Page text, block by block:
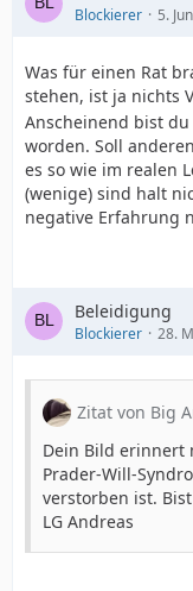
Blockierer 5.
Was für einen Rat
stehen, ist ja nichts
Anscheinend bist
worden. Soll
es so wie im realen
(wenige) sind halt
negative Erfahrung
Beleidigung
Blockierer 28.
Zitat von Big
Dein Bild erinnert
Prader-Will-
verstorben ist.
LG Andreas